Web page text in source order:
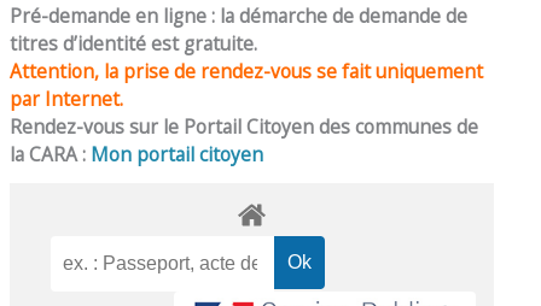
Pré-demande en ligne : la démarche de demande de
titres d’identité est gratuite.
Attention, la prise de rendez-vous se fait uniquement
par Internet.
Rendez-vous sur le Portail Citoyen des communes de
la CARA : Mon portail citoyen